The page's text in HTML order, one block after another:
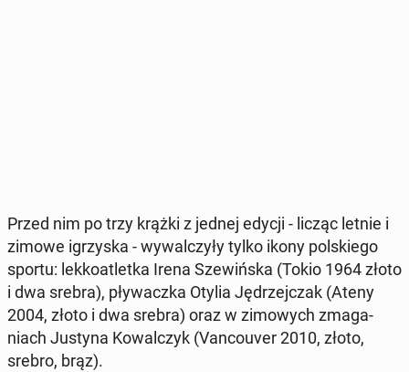
Przed nim po trzy krążki z jednej edycji - licząc letnie i
zimowe igrzy­ska - wy­wal­czy­ły tylko ikony pol­skie­go
sportu: lek­ko­atlet­ka Irena Sze­wiń­ska (Tokio 1964 złoto
i dwa srebra), pły­wacz­ka Otylia Ję­drzej­czak (Ateny
2004, złoto i dwa srebra) oraz w zi­mo­wych zma­ga­
niach Justyna Ko­wal­czyk (Van­co­uver 2010, złoto,
srebro, brąz).